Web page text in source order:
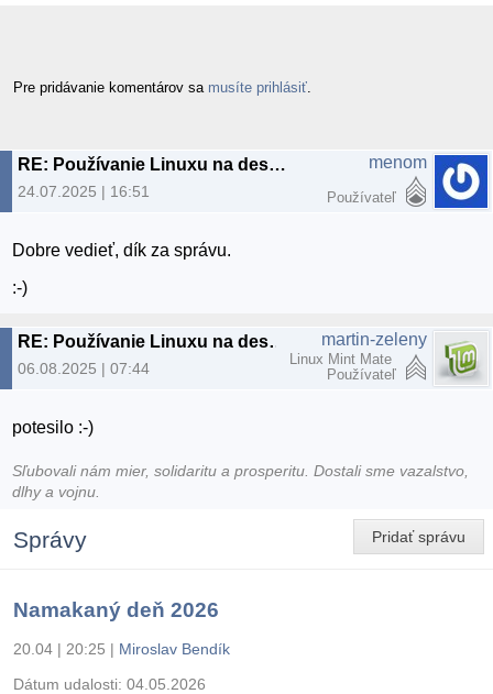
Pre pridávanie komentárov sa musíte prihlásiť
RE: Používanie Linuxu na desktopoch dosiahlo v USA rekordnú úroveň.
24.07.2025 | 16:51
menom
Používateľ
Dobre vedieť, dík za správu.
:-)
RE: Používanie Linuxu na desktopoch dosiahlo v USA rekordnú úroveň.
06.08.2025 | 07:44
martin-zeleny
Linux Mint Mate
Používateľ
potesilo :-)
Sľubovali nám mier, solidaritu a prosperitu. Dostali sme vazalstvo,
dlhy a vojnu.
Pridať správu
Správy
Namakaný deň 2026
20.04 | 20:25 | Miroslav Bendík
Dátum udalosti: 04.05.2026